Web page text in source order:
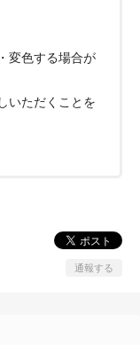
変色する場合が
いただくことを
通報する